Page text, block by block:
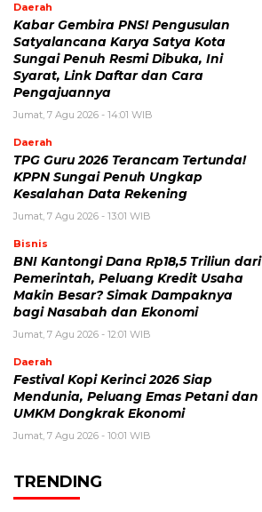
Daerah
Kabar Gembira PNS! Pengusulan
Satyalancana Karya Satya Kota
Sungai Penuh Resmi Dibuka, Ini
Syarat, Link Daftar dan Cara
Pengajuannya
Jumat, 7 Agu 2026 - 14:01 WIB
Daerah
TPG Guru 2026 Terancam Tertunda!
KPPN Sungai Penuh Ungkap
Kesalahan Data Rekening
Jumat, 7 Agu 2026 - 13:01 WIB
Bisnis
BNI Kantongi Dana Rp18,5 Triliun dari
Pemerintah, Peluang Kredit Usaha
Makin Besar? Simak Dampaknya
bagi Nasabah dan Ekonomi
Jumat, 7 Agu 2026 - 12:01 WIB
Daerah
Festival Kopi Kerinci 2026 Siap
Mendunia, Peluang Emas Petani dan
UMKM Dongkrak Ekonomi
Jumat, 7 Agu 2026 - 10:01 WIB
TRENDING